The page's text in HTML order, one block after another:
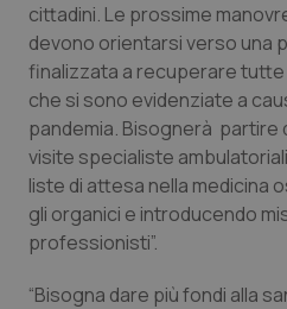
Lazio
Liguria
Lombardia
Marche
Diabete & glucometri
Disturbi dell’umore
Dolore
Donna & Salute
cittadini. Le prossime
devono orientarsi verso una
finalizzata a recuperare
che si sono evidenziate a
pandemia. Bisognerà partire
visite specialiste
liste di attesa nella medicina
gli organici e introducendo
professionisti”.
“Bisogna dare più fondi alla